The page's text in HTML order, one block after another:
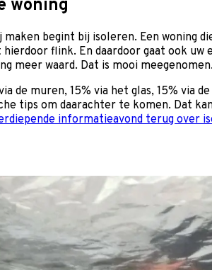
woning
begint bij isoleren. Een woning
flink. En daardoor gaat ook
meer waard. Dat is mooi meegenomen.
de muren, 15% via het glas, 15% via
tips om daarachter te komen. Dat
informatieavond terug over